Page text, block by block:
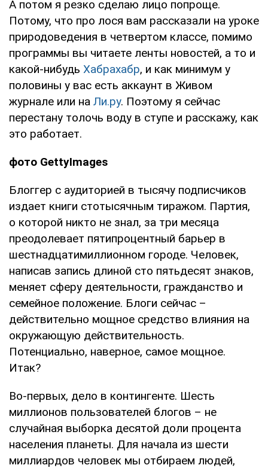
А потом я резко сделаю лицо попроще.
Потому, что про лося вам рассказали на уроке
природоведения в четвертом классе, помимо
программы вы читаете ленты новостей, а то и
какой-нибудь Хабрахабр, и как минимум у
половины у вас есть аккаунт в Живом
журнале или на Ли.ру. Поэтому я сейчас
перестану толочь воду в ступе и расскажу, как
это работает.
фото GettyImages
Блоггер с аудиторией в тысячу подписчиков
издает книги стотысячным тиражом. Партия,
о которой никто не знал, за три месяца
преодолевает пятипроцентный барьер в
шестнадцатимиллионном городе. Человек,
написав запись длиной сто пятьдесят знаков,
меняет сферу деятельности, гражданство и
семейное положение. Блоги сейчас –
действительно мощное средство влияния на
окружающую действительность.
Потенциально, наверное, самое мощное.
Итак?
Во-первых, дело в контингенте. Шесть
миллионов пользователей блогов – не
случайная выборка десятой доли процента
населения планеты. Для начала из шести
миллиардов человек мы отбираем людей,